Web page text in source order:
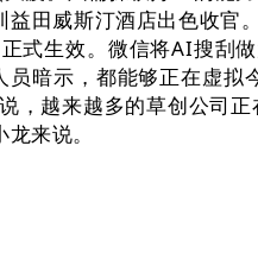
田威斯汀酒店出色收
式生效。微信将AI搜刮
暗示，都能够正在虚
越来越多的草创公司
来说。